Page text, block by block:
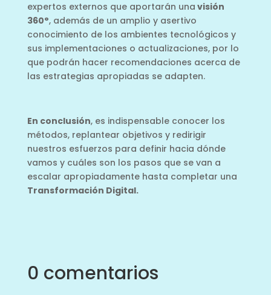
expertos externos que aportarán una visión
360°, además de un amplio y asertivo
conocimiento de los ambientes tecnológicos y
sus implementaciones o actualizaciones, por lo
que podrán hacer recomendaciones acerca de
las estrategias apropiadas se adapten.
En conclusión, es indispensable conocer los
métodos, replantear objetivos y redirigir
nuestros esfuerzos para definir hacia dónde
vamos y cuáles son los pasos que se van a
escalar apropiadamente hasta completar una
Transformación Digital.
0 comentarios